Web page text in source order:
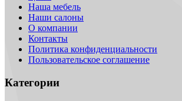
Наша мебель
Наши салоны
О компании
Контакты
Политика конфиденциальности
Пользовательское соглашение
Категории